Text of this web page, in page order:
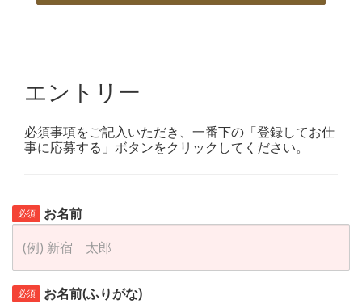
エントリー
必須事項をご記入いただき、一番下の「登録してお仕
事に応募する」ボタンをクリックしてください。
必須 お名前
必須 お名前(ふりがな)